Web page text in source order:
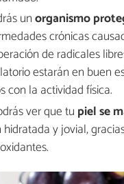
unorganismo
crónicas
de radicales
estarán en buen
con la actividad física.
ver que tu piel se
hidratada y jovial,